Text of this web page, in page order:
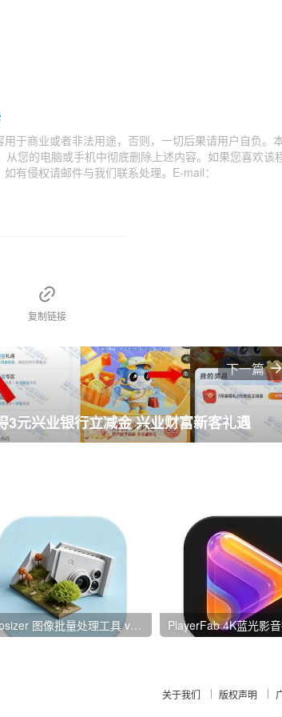
于商业或者非法用途，否则，一切后果请用户自负。
您的电脑或手机中彻底删除上述内容。如果您喜欢该
有侵权请邮件与我们联系处理。E-mail：
复制链接
下一篇
3元兴业银行立减金 兴业财富新客礼遇
Fotosizer 图像批量处理工具 v3.23.0.595 单文件绿色版
关于我们 版权声明